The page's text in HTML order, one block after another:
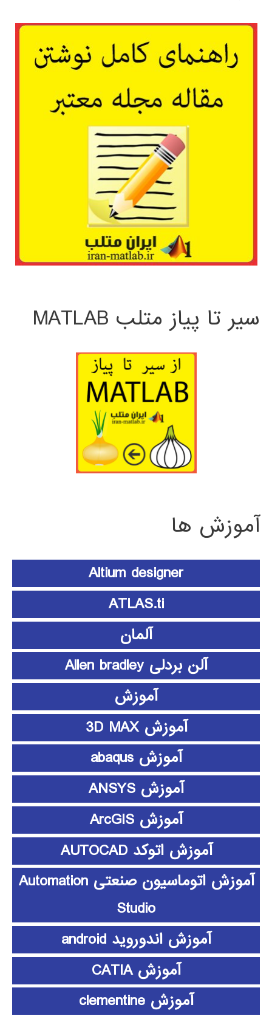
سیر تا پیاز متلب MATLAB
آموزش ها
Altium designer
ATLAS.ti
آلمان
آلن بردلی Allen bradley
آموزش
آموزش 3D MAX
آموزش abaqus
آموزش ANSYS
آموزش ArcGIS
آموزش اتوکد AUTOCAD
آموزش اتوماسیون صنعتی Automation
Studio
آموزش اندوروید android
آموزش CATIA
آموزش clementine